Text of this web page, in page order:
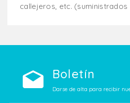
callejeros, etc. (suministrados
Boletín
Darse de alta para recibir